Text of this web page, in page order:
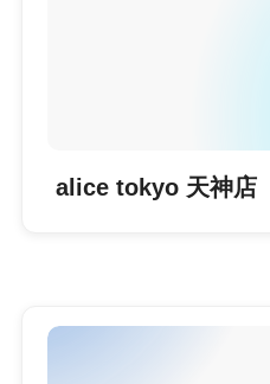
alice tokyo 天神店